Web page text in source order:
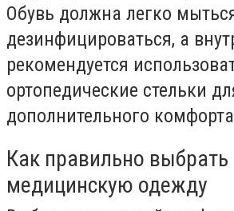
Обувь должна легко
дезинфицироваться, а
рекомендуется
ортопедические стельки
дополнительного
Как правильно выбрать
медицинскую одежду